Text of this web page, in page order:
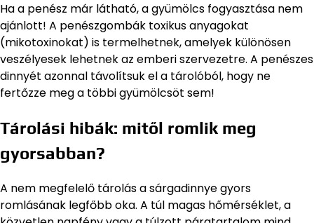
Ha a penész már látható, a gyümölcs fogyasztása nem
ajánlott! A penészgombák toxikus anyagokat
(mikotoxinokat) is termelhetnek, amelyek különösen
veszélyesek lehetnek az emberi szervezetre. A penészes
dinnyét azonnal távolítsuk el a tárolóból, hogy ne
fertőzze meg a többi gyümölcsöt sem!
Tárolási hibák: mitől romlik meg
gyorsabban?
A nem megfelelő tárolás a sárgadinnye gyors
romlásának legfőbb oka. A túl magas hőmérséklet, a